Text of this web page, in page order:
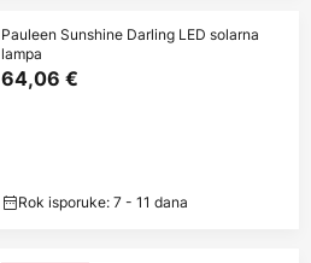
Pauleen Sunshine Darling LED solarna
lampa
64,06 €
Rok isporuke: 7 - 11 dana